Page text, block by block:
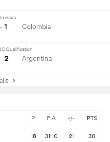
P F:A +/- PTS
18 31:10 21 38
1 Colombia
Qualification
2 Argentina